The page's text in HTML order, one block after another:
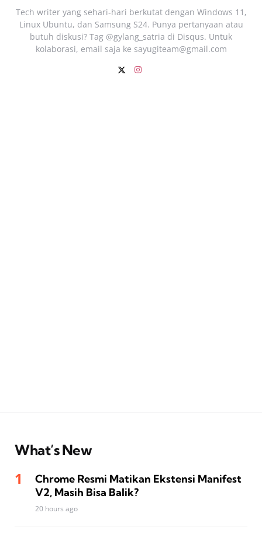
Tech writer yang sehari‑hari berkutat dengan Windows 11,
Linux Ubuntu, dan Samsung S24. Punya pertanyaan atau
butuh diskusi? Tag @gylang_satria di Disqus. Untuk
kolaborasi, email saja ke sayugiteam@gmail.com
What’s New
Chrome Resmi Matikan Ekstensi Manifest
V2, Masih Bisa Balik?
20 hours ago